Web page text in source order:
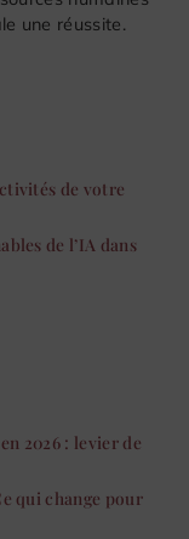
une réussite.
de votre
de l’IA dans
2026 : levier de
qui change pour